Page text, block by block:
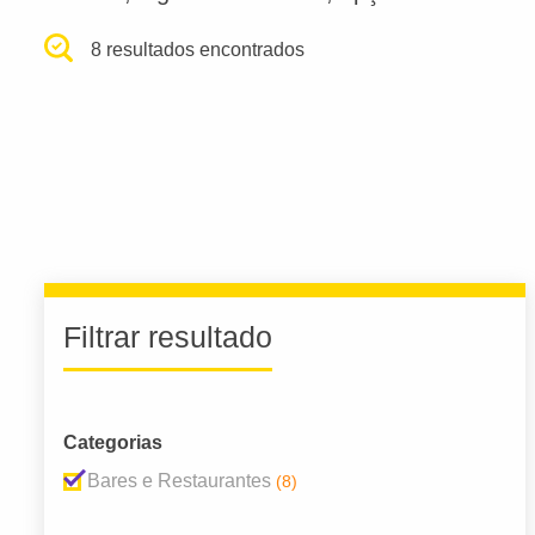
8 resultados encontrados
Filtrar resultado
Categorias
Bares e Restaurantes (8)